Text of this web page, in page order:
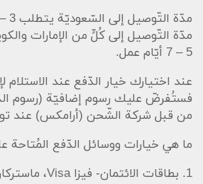
مدّة التّوصيل إلى كُلٍّ من الإمارات
5 – 7 أيّام عمل.
عند اختيارك خيار الدّفع عند الاستلام
فستُفرضّ عليك رسوم إضافيّة (رسوم
من قبل شركة الشّحن (أرامكس) عند
ما هي خيارات ووسائل الدّفع المُتاحة
1. بطاقات الائتمان- فيزا Visa، ماستركارد MasterCard.